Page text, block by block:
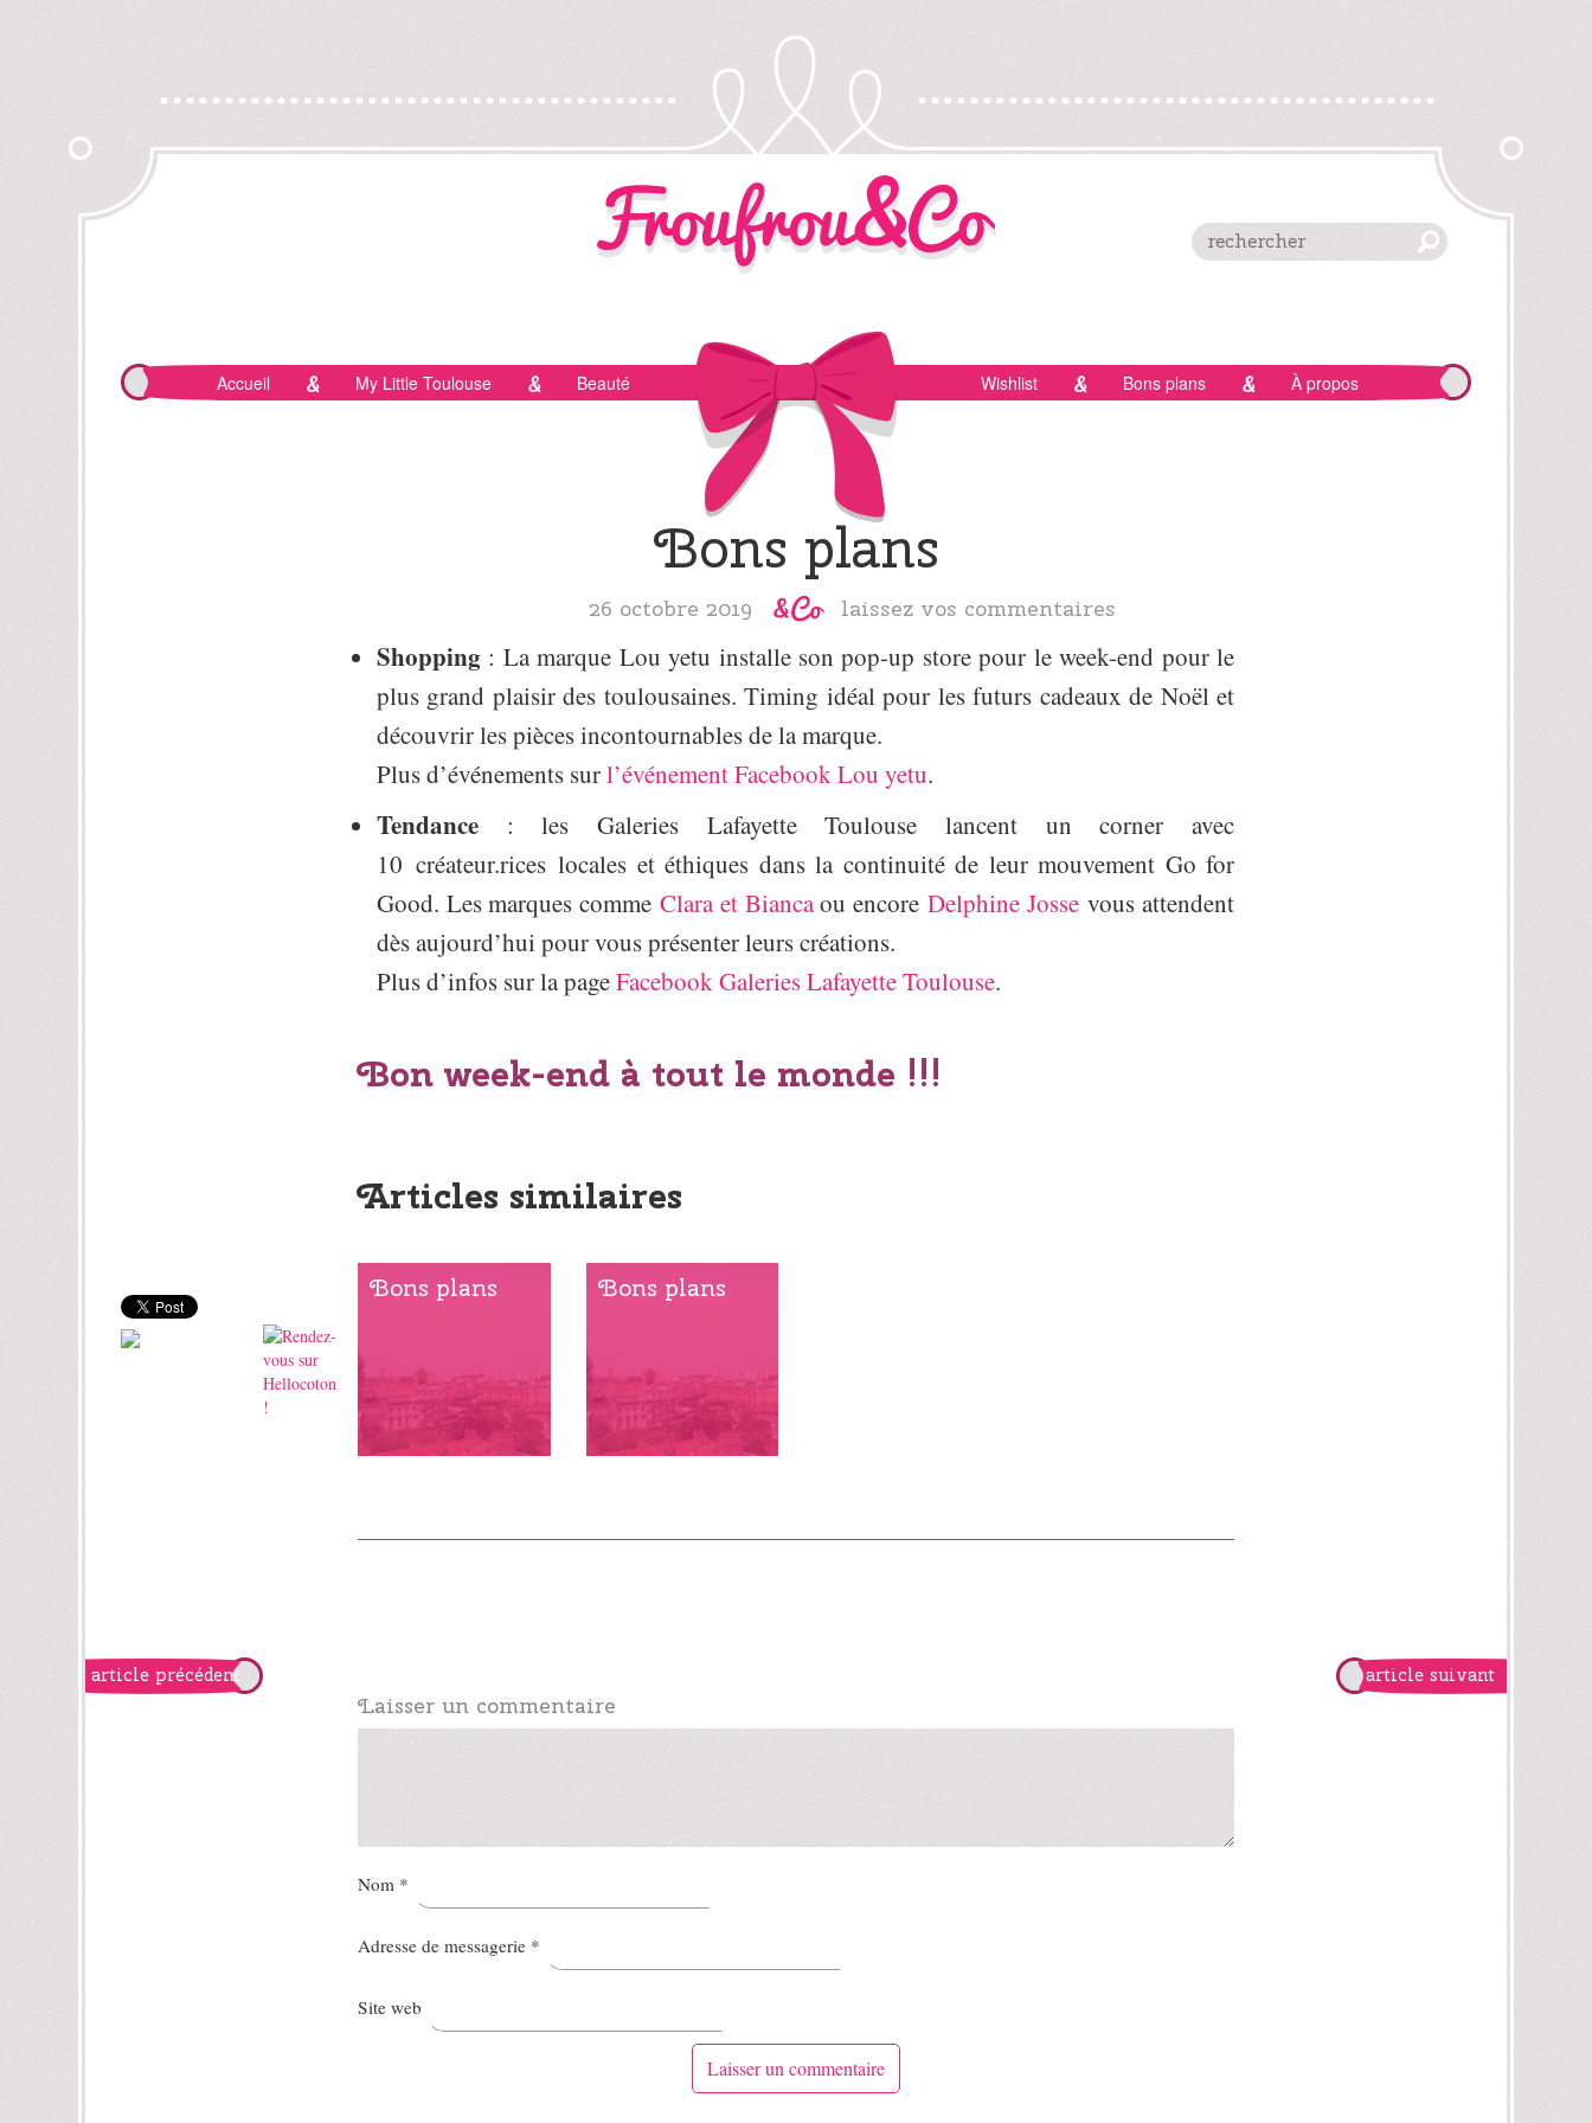
Accueil My Little Toulouse Beauté Wishlist Bons plans À propos
Bons plans
26 octobre 2019 laissez vos commentaires
Shopping : La marque Lou yetu installe son pop-up store pour le week-end pour le
plus grand plaisir des toulousaines. Timing idéal pour les futurs cadeaux de Noël et
découvrir les pièces incontournables de la marque.
Plus d’événements surl’événement Facebook Lou yetu.
Tendance : les Galeries Lafayette Toulouse lancent un corner avec
10 créateur.rices locales et éthiques dans la continuité de leur mouvement Go for
Good. Les marques commeClara et Biancaou encoreDelphine Jossevous attendent
dès aujourd’hui pour vous présenter leurs créations.
Plus d’infos sur la pageFacebook Galeries Lafayette Toulouse.
Bon week-end à tout le monde !!!
Articles similaires
Bons plans Bons plans
article précédent article suivant
Laisser un commentaire
Nom *
Adresse de messagerie *
Site web